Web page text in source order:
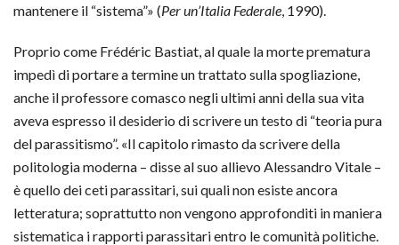
mantenere il “sistema”» (Per un’Italia Federale , 1990).
Proprio come Frédéric Bastiat, al quale la morte prematura
impedì di portare a termine un trattato sulla spogliazione,
anche il professore comasco negli ultimi anni della sua vita
aveva espresso il desiderio di scrivere un testo di “teoria pura
del parassitismo”. «Il capitolo rimasto da scrivere della
politologia moderna – disse al suo allievo Alessandro Vitale ­–
è quello dei ceti parassitari, sui quali non esiste ancora
letteratura; soprattutto non vengono approfonditi in maniera
sistematica i rapporti parassitari entro le comunità politiche.